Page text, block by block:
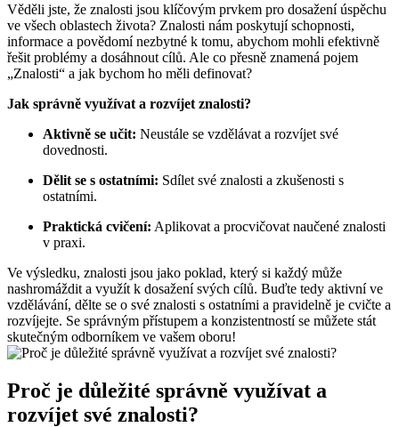
Věděli jste, že znalosti jsou klíčovým prvkem pro dosažení úspěchu
ve všech oblastech života? Znalosti nám poskytují schopnosti,
informace a povědomí nezbytné k tomu, abychom mohli efektivně
řešit problémy a dosáhnout cílů. Ale co přesně znamená pojem
„Znalosti“ a jak bychom ho měli definovat?
Jak správně využívat a rozvíjet znalosti?
Aktivně se učit: Neustále se vzdělávat a rozvíjet své
dovednosti.
Dělit se s ostatními: Sdílet své znalosti a zkušenosti s
ostatními.
Praktická cvičení: Aplikovat a procvičovat naučené znalosti
v praxi.
Ve výsledku, znalosti jsou jako poklad, který si každý může
nashromáždit a využít k dosažení svých cílů. Buďte tedy aktivní ve
vzdělávání, dělte se o své znalosti s ostatními a pravidelně je cvičte a
rozvíjejte. Se správným přístupem a konzistentností se můžete stát
skutečným odborníkem ve vašem oboru!
Proč je důležité správně využívat a
rozvíjet své znalosti?